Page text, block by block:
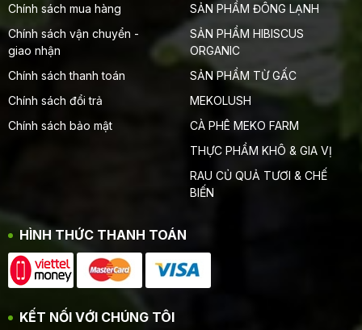
Chính sách mua hàng
Chính sách vận chuyển -
giao nhận
Chính sách thanh toán
Chính sách đổi trả
Chính sách bảo mật
SẢN PHẨM ĐÔNG LẠNH
SẢN PHẨM HIBISCUS
ORGANIC
SẢN PHẨM TỪ GẤC
MEKOLUSH
CÀ PHÊ MEKO FARM
THỰC PHẨM KHÔ & GIA VỊ
RAU CỦ QUẢ TƯƠI & CHẾ
BIẾN
HÌNH THỨC THANH TOÁN
KẾT NỐI VỚI CHÚNG TÔI